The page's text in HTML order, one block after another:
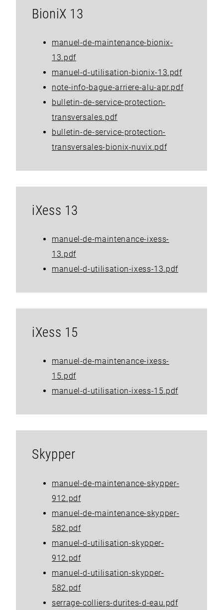
BioniX 13
manuel-de-maintenance-bionix-
13.pdf
manuel-d-utilisation-bionix-13.pdf
note-info-bague-arriere-alu-apr.pdf
bulletin-de-service-protection-
transversales.pdf
bulletin-de-service-protection-
transversales-bionix-nuvix.pdf
iXess 13
manuel-de-maintenance-ixess-
13.pdf
manuel-d-utilisation-ixess-13.pdf
iXess 15
manuel-de-maintenance-ixess-
15.pdf
manuel-d-utilisation-ixess-15.pdf
Skypper
manuel-de-maintenance-skypper-
912.pdf
manuel-de-maintenance-skypper-
582.pdf
manuel-d-utilisation-skypper-
912.pdf
manuel-d-utilisation-skypper-
582.pdf
serrage-colliers-durites-d-eau.pdf